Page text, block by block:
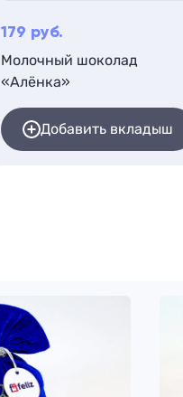
179 руб.
Молочный шоколад
«Алёнка»
Добавить вкладыш